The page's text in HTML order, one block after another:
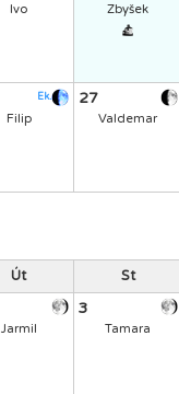
Ivo Zbyšek
Ek.
Filip
27
Valdemar
Út St
Jarmil
3
Tamara